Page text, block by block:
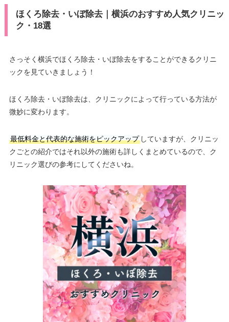
ほくろ除去・いぼ除去｜横浜のおすすめ人気クリニッ
ク・18選
さっそく横浜でほくろ除去・いぼ除去をすることができるクリニ
ックを見ていきましょう！
ほくろ除去・いぼ除去は、クリニックによって行っている方法が
微妙に変わります。
最低料金と代表的な施術をピックアップしていますが、クリニッ
クごとの紹介ではそれ以外の施術も詳しくまとめているので、ク
リニック選びの参考にしてくださいね。